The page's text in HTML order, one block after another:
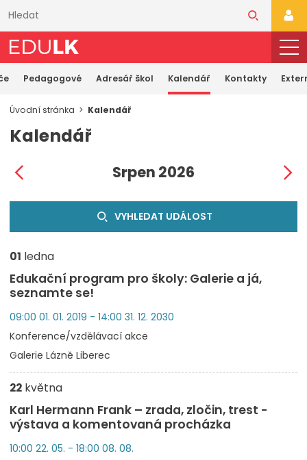
obsahu
Pedagogové Adresář škol Kalendář Kontakty
Úvodní stránka Kalendář
Kalendář
Srpen 2026
VYHLEDAT UDÁLOST
01 ledna
Edukační program pro školy: Galerie a já,
seznamte se!
09:00 01. 01. 2019 - 14:00 31. 12. 2030
Konference/vzdělávací akce
Galerie Lázně Liberec
22 května
Karl Hermann Frank – zrada, zločin, trest -
výstava a komentovaná procházka
10:00 22. 05. - 18:00 08. 08.